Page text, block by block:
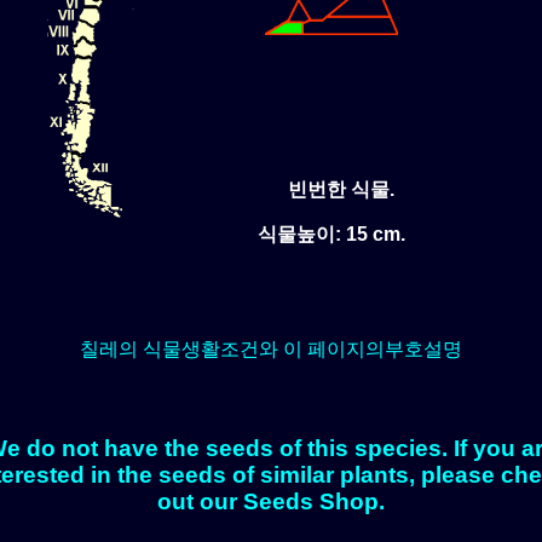
빈번한 식물.
식물높이: 15 cm.
칠레의 식물생활조건와 이 페이지의부호설명
do not have the seeds of this species. If you
in the seeds of similar plants, please
out our Seeds Shop.